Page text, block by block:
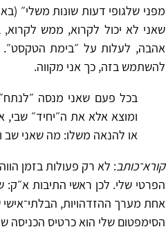
מפני שלגופי דעות שונות משלי״ (בארת, 1973,
שאני לא יכול לקרוא, ממש
אהבה, לעלות על ״בימת
להשתמש בזה, כך אני מקווה.
בכל פעם שאני מנסה
ומוצא אלא את ה״יחיד״ שבי,
או להנאה משלו: מה שאני שב
קורא־כותב: לא רק פעולות בזמן
הפרטי שלי. לכן ראשי התיבות א״ק:
אחת מערך ההזדהויות, הבלתי־אישי
הסימפטום שלי הוא כרטיס הכניסה